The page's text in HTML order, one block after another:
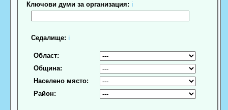
Ключови думи за организация: ℹ
Седалище: ℹ
Област:
Община:
Населено място:
Район: